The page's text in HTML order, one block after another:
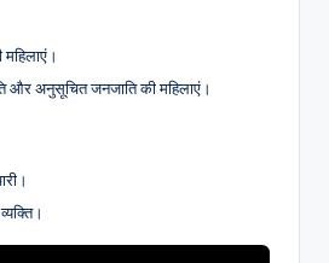
महिलाएं।
और अनुसूचित जनजाति की महिलाएं।